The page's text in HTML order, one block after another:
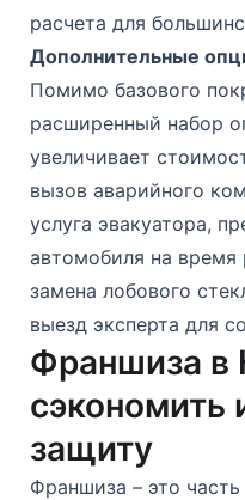
расчета для
Дополнительные
Помимо базового
расширенный набор
увеличивает
вызов аварийного
услуга эвакуатора,
автомобиля на время
замена лобового
выезд эксперта для
Франшиза в
сэкономить
защиту
Франшиза – это